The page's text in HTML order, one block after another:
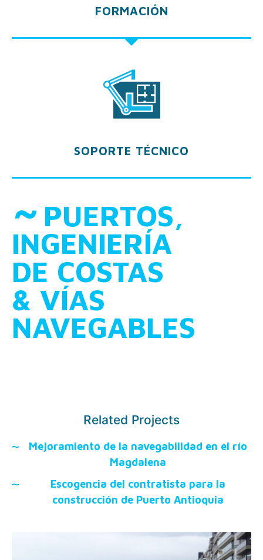
FORMACIÓN
SOPORTE TÉCNICO
˜PUERTOS,
INGENIERÍA
DE COSTAS
& VÍAS
NAVEGABLES
Related Projects
Mejoramiento de la navegabilidad en el río
Magdalena
Escogencia del contratista para la
construcción de Puerto Antioquia